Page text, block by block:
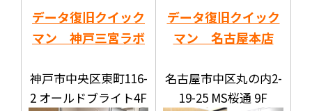
データ復旧クイック
マン 神戸三宮ラボ
神戸市中央区東町116-
2 オールドブライト4F
データ復旧クイック
マン 名古屋本店
名古屋市中区丸の内2-
19-25 MS桜通 9F